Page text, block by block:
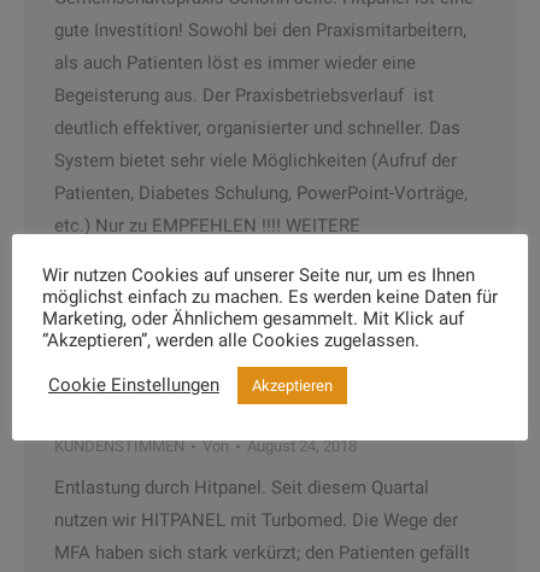
gute Investition! Sowohl bei den Praxismitarbeitern,
als auch Patienten löst es immer wieder eine
Begeisterung aus. Der Praxisbetriebsverlauf ist
deutlich effektiver, organisierter und schneller. Das
System bietet sehr viele Möglichkeiten (Aufruf der
Patienten, Diabetes Schulung, PowerPoint-Vorträge,
etc.) Nur zu EMPFEHLEN !!!! WEITERE
Praxis Drs. Clemens-Harmening/Kreutz
/ Wenden
KUNDENSTIMMEN Von August 24, 2018
Entlastung durch Hitpanel. Seit diesem Quartal
nutzen wir HITPANEL mit Turbomed. Die Wege der
MFA haben sich stark verkürzt; den Patienten gefällt
Wir nutzen Cookies auf unserer Seite nur, um es Ihnen
möglichst einfach zu machen. Es werden keine Daten für
Marketing, oder Ähnlichem gesammelt. Mit Klick auf
“Akzeptieren”, werden alle Cookies zugelassen.
Cookie Einstellungen Akzeptieren